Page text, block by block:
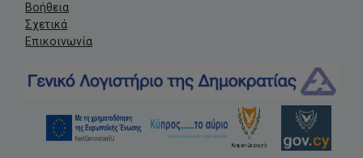
Βοήθεια
Σχετικά
Επικοινωνία